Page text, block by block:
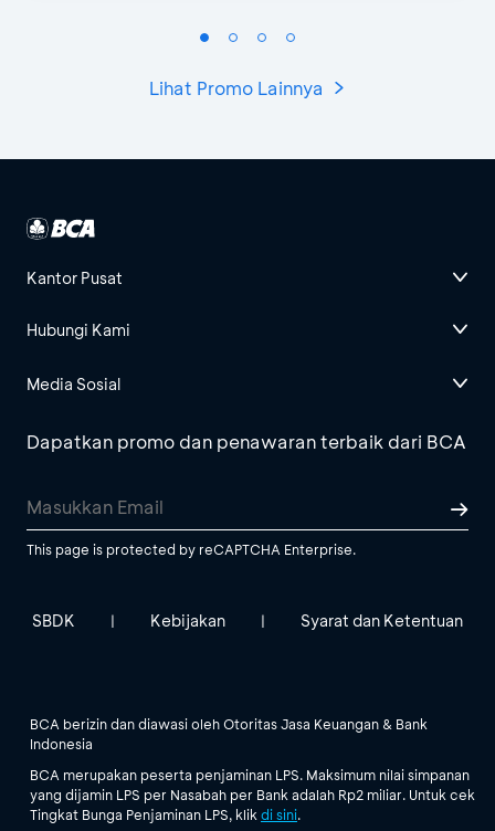
Lihat Promo Lainnya
Kantor Pusat
Hubungi Kami
Media Sosial
Dapatkan promo dan penawaran terbaik dari BCA
This page is protected by reCAPTCHA Enterprise.
SBDK | Kebijakan | Syarat dan Ketentuan
BCA berizin dan diawasi oleh Otoritas Jasa Keuangan & Bank
Indonesia
BCA merupakan peserta penjaminan LPS. Maksimum nilai simpanan
yang dijamin LPS per Nasabah per Bank adalah Rp2 miliar. Untuk cek
Tingkat Bunga Penjaminan LPS, klik di sini.